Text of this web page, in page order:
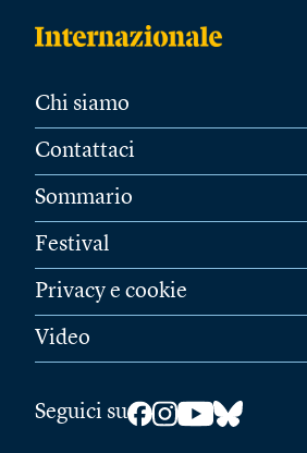
Chi siamo
Contattaci
Sommario
Festival
Privacy e cookie
Video
Seguici su